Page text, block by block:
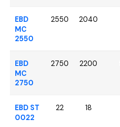
EBD
MC
2550
2550 2040
EBD
MC
2750
2750 2200
EBD ST
0022
22 18